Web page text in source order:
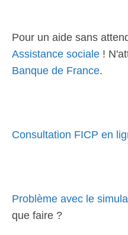
Pour un aide sans
Assistance sociale !
Banque de France.
Consultation FICP en
Problème avec le
que faire ?